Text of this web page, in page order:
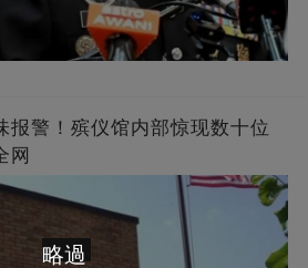
报警！殡仪馆内部惊现数十位
网
略過